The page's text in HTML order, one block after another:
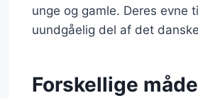
unge og gamle. Deres evne
uundgåelig del af det
Forskellige